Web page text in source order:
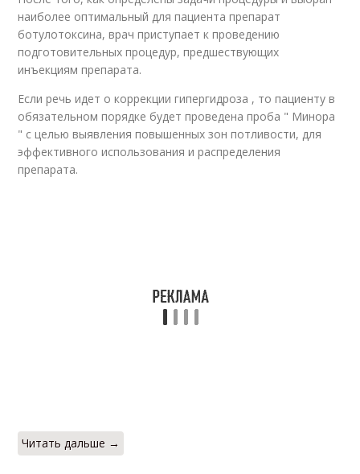
наиболее оптимальный для пациента препарат
ботулотоксина, врач приступает к проведению
подготовительных процедур, предшествующих
инъекциям препарата.
Если речь идет о коррекции гипергидроза , то пациенту в
обязательном порядке будет проведена проба " Минора
" с целью выявления повышенных зон потливости, для
эффективного использования и распределения
препарата.
Читать дальше →